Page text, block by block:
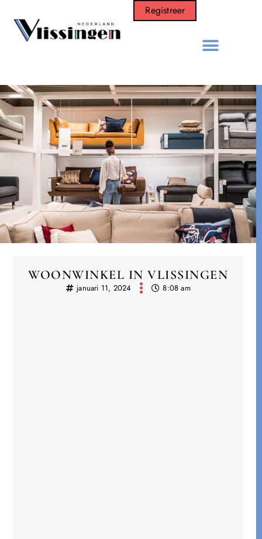
Registreer
WOONWINKEL IN VLISSINGEN
januari 11, 2024 8:08 am